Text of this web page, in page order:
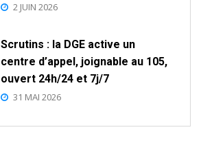
2 JUIN 2026
Scrutins : la DGE active un
centre d’appel, joignable au 105,
ouvert 24h/24 et 7j/7
31 MAI 2026